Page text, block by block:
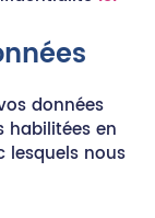
données
habilitées en
lesquels nous